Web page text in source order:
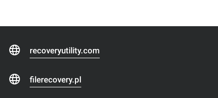
recoveryutility.com
filerecovery.pl